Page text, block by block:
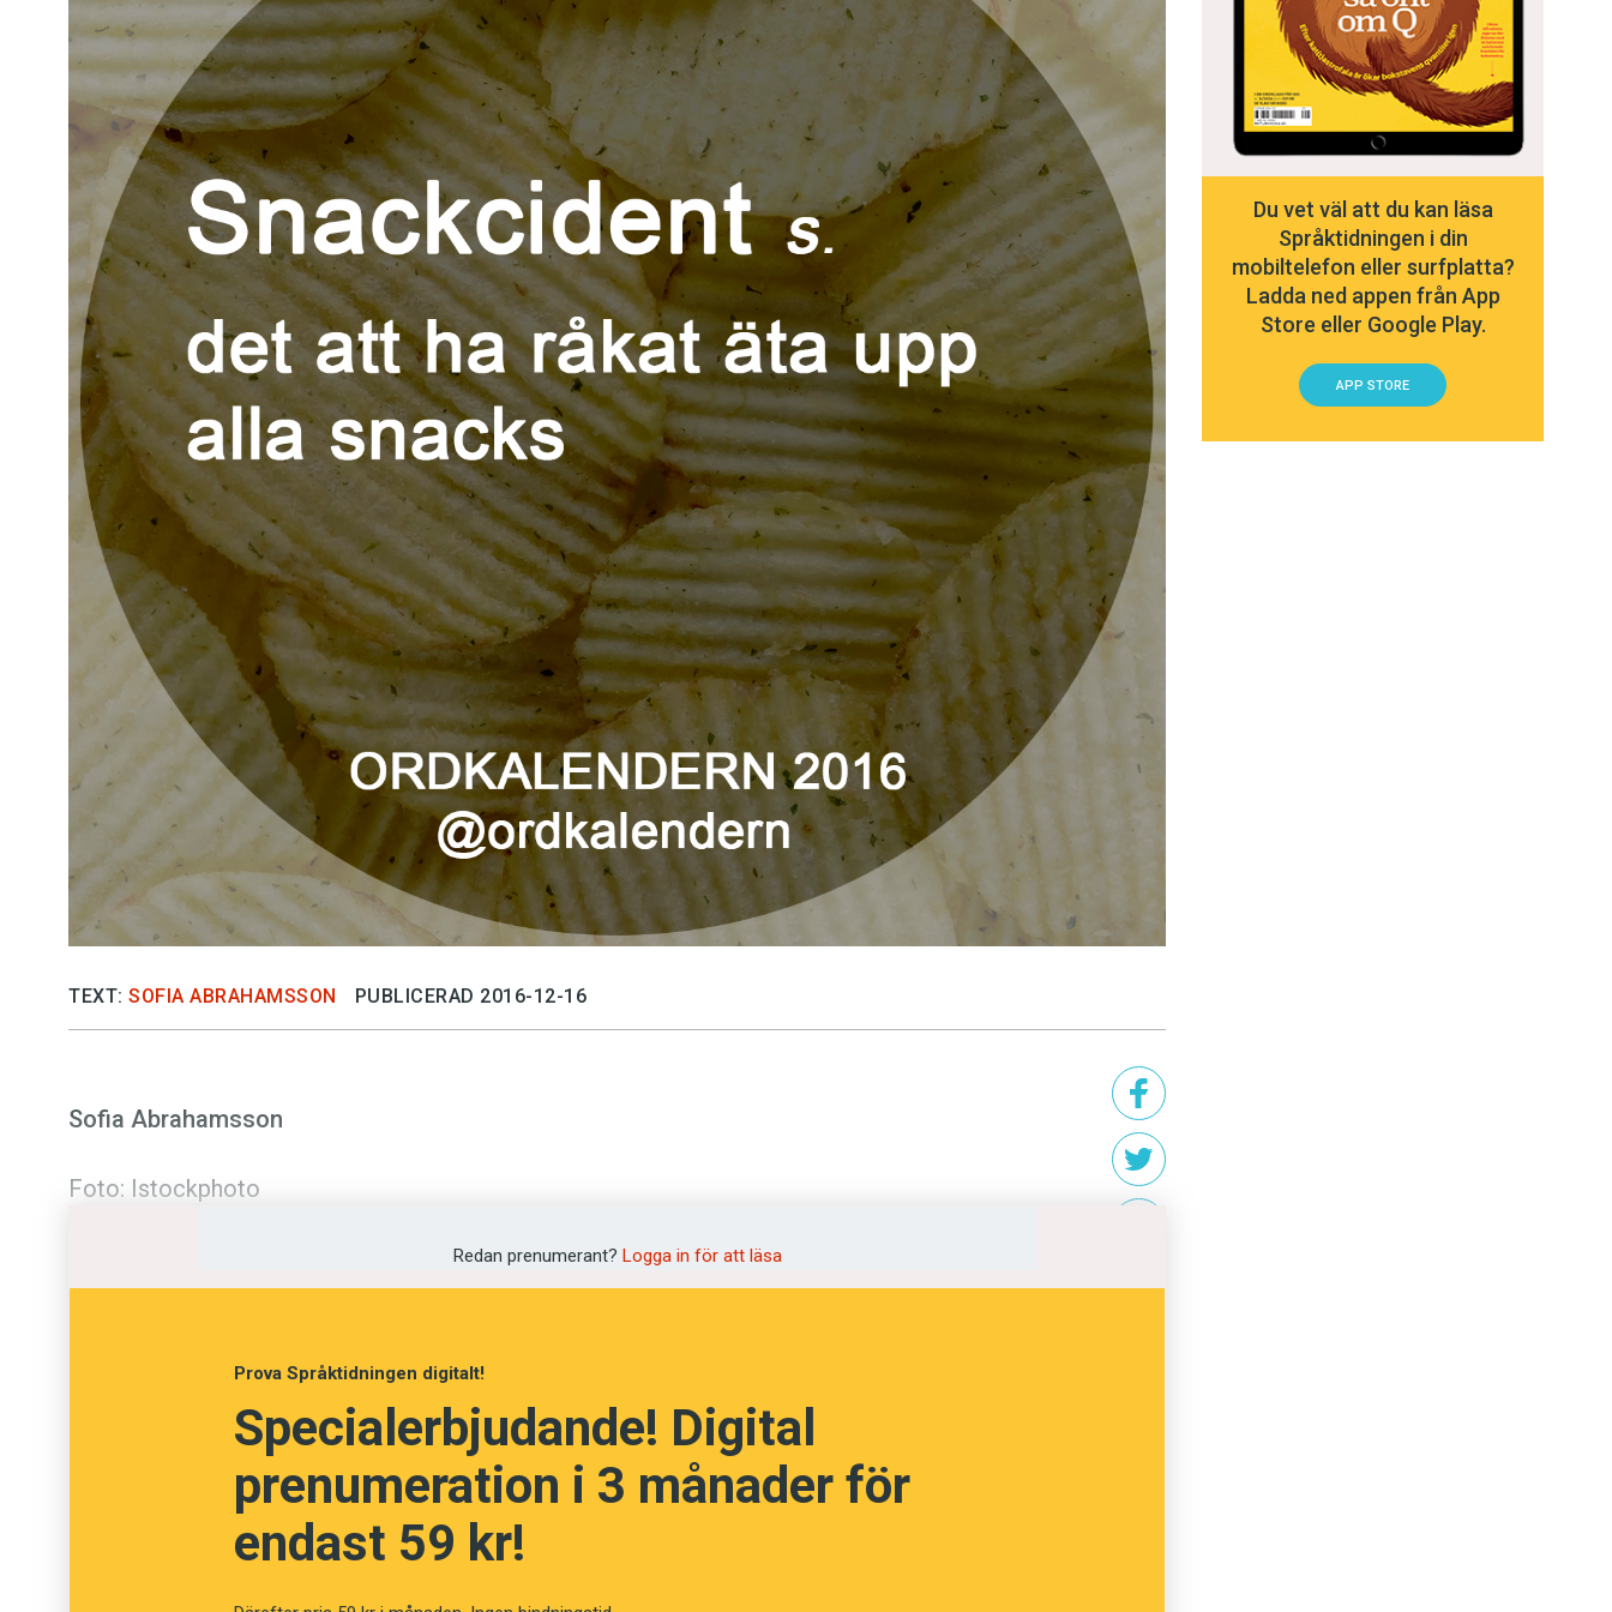
Kviss
Podden
Anmäl till språkpolisen
Föreslå nyord
Annonsera
Prenumerera
Läs Språktidningen digitalt
Press
TEXT: SOFIA ABRAHAMSSON PUBLICERAD 2016-12-16
Sofia Abrahamsson
Foto: Istockphoto
Redan prenumerant? Logga in för att läsa
Prova Språktidningen digitalt!
Specialerbjudande! Digital
prenumeration i 3 månader för
endast 59 kr!
Du vet väl att du kan läsa
Språktidningen i din
mobiltelefon eller surfplatta?
Ladda ned appen från App
Store eller Google Play.
APP STORE